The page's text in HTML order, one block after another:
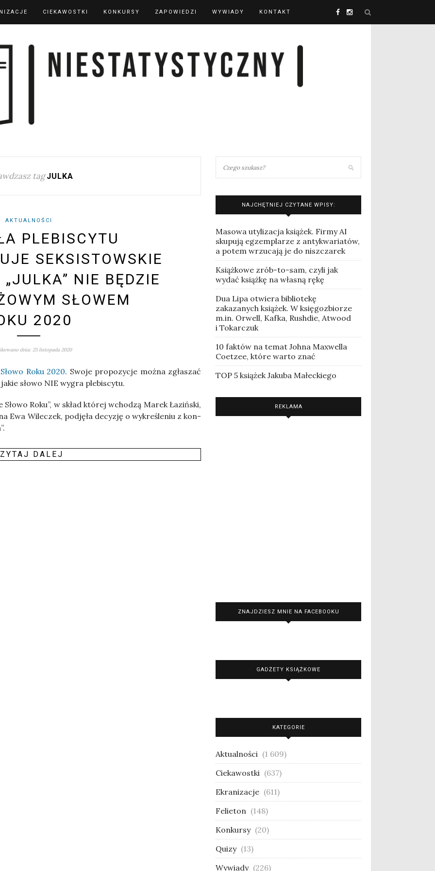
CIEKAWOSTKI KONKURSY ZAPOWIEDZI WYWIADY KONTAKT
tag JULKA
AKTUALNOŚCI
PLEBISCYTU
SEKSISTOWSKIE
NIE BĘDZIE
SŁOWEM
2020
dnia: 25 listopada 2020
Roku 2020. Swo­je pro­po­zy­cje moż­na zgła­szać
sło­wo NIE wygra plebiscytu.
Roku”, w skład któ­rej wcho­dzą Marek Łaziń­ski,
Ewa Wile­czek, pod­ję­ła decy­zję o wykre­śle­niu z kon­
DALEJ
NAJCHĘTNIEJ CZYTANE WPISY:
Masowa utylizacja książek. Firmy AI
skupują egzemplarze z antykwariatów,
a potem wrzucają je do niszczarek
Książkowe zrób-to-sam, czyli jak
wydać książkę na własną rękę
Dua Lipa otwiera bibliotekę
zakazanych książek. W księgozbiorze
m.in. Orwell, Kafka, Rushdie, Atwood
i Tokarczuk
10 faktów na temat Johna Maxwella
Coetzee, które warto znać
TOP 5 książek Jakuba Małeckiego
REKLAMA
ZNAJDZIESZ MNIE NA FACEBOOKU
GADŻETY KSIĄŻKOWE
KATEGORIE
Aktualności (1 609)
Ciekawostki (637)
Ekranizacje (611)
Felieton (148)
Konkursy (20)
Quizy (13)
Wywiady (226)